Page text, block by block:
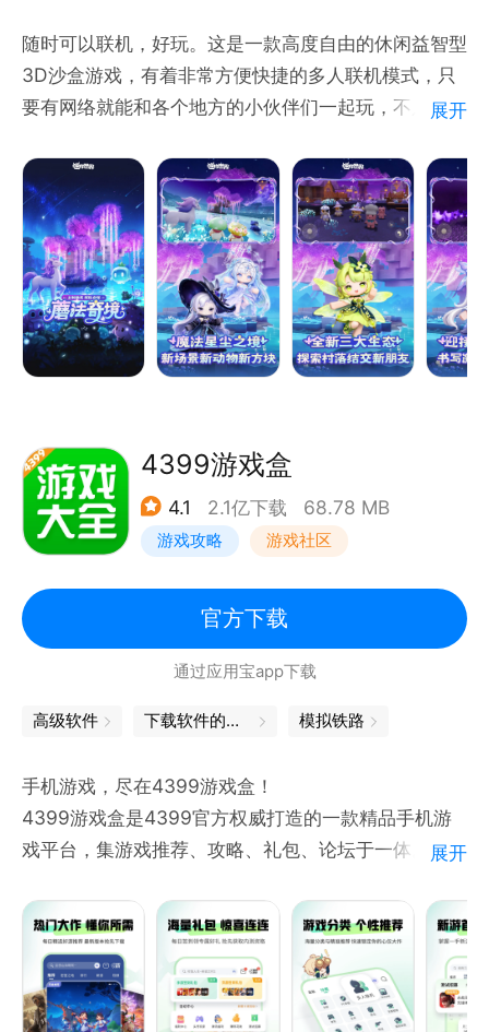
随时可以联机，好玩。这是一款高度自由的休闲益智型
3D沙盒游戏，有着非常方便快捷的多人联机模式，只
要有网络就能和各个地方的小伙伴们一起玩，不只局限
有规定的玩法，只有随心所欲的破坏和天马行空的创
造！
展开
4399游戏盒
4.1 2.1亿下载 68.78 MB
游戏攻略 游戏社区
官方下载
通过应用宝app下载
高级软件 下载软件的软件 模拟铁路
手机游戏，尽在4399游戏盒！
4399游戏盒是4399官方权威打造的一款精品手机游
戏平台，集游戏推荐、攻略、礼包、论坛于一体。
展示个人风采等诸多特点，您可随时随地一键安装，十
万海量游戏经由资深玩家强力推荐、精彩的游戏视频解
说、高玩的游戏攻略评测，人气爆棚的游戏社区，让玩
家畅游其中，百玩不厌！
展开